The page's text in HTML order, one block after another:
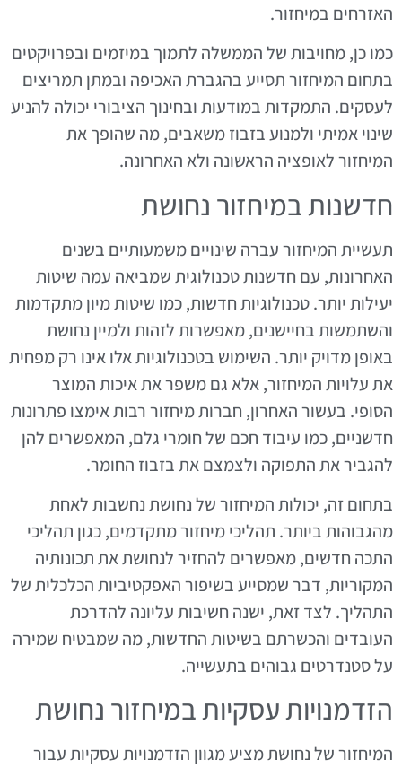
האזרחים במיחזור.
כמו כן, מחויבות של הממשלה לתמוך במיזמים ובפרויקטים
בתחום המיחזור תסייע בהגברת האכיפה ובמתן תמריצים
לעסקים. התמקדות במודעות ובחינוך הציבורי יכולה להניע
שינוי אמיתי ולמנוע בזבוז משאבים, מה שהופך את
המיחזור לאופציה הראשונה ולא האחרונה.
חדשנות במיחזור נחושת
תעשיית המיחזור עברה שינויים משמעותיים בשנים
האחרונות, עם חדשנות טכנולוגית שמביאה עמה שיטות
יעילות יותר. טכנולוגיות חדשות, כמו שיטות מיון מתקדמות
והשתמשות בחיישנים, מאפשרות לזהות ולמיין נחושת
באופן מדויק יותר. השימוש בטכנולוגיות אלו אינו רק מפחית
את עלויות המיחזור, אלא גם משפר את איכות המוצר
הסופי. בעשור האחרון, חברות מיחזור רבות אימצו פתרונות
חדשניים, כמו עיבוד חכם של חומרי גלם, המאפשרים להן
להגביר את התפוקה ולצמצם את בזבוז החומר.
בתחום זה, יכולות המיחזור של נחושת נחשבות לאחת
מהגבוהות ביותר. תהליכי מיחזור מתקדמים, כגון תהליכי
התכה חדשים, מאפשרים להחזיר לנחושת את תכונותיה
המקוריות, דבר שמסייע בשיפור האפקטיביות הכלכלית של
התהליך. לצד זאת, ישנה חשיבות עליונה להדרכת
העובדים והכשרתם בשיטות החדשות, מה שמבטיח שמירה
על סטנדרטים גבוהים בתעשייה.
הזדמנויות עסקיות במיחזור נחושת
המיחזור של נחושת מציע מגוון הזדמנויות עסקיות עבור